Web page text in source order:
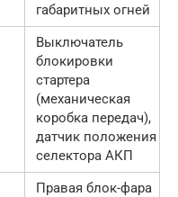
габаритных огней
Выключатель
блокировки
стартера
(механическая
коробка передач),
датчик положения
селектора АКП
Правая блок-фара